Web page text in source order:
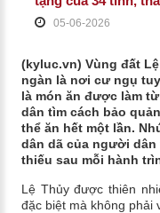
05-06-2026
(kyluc.vn) Vùng đất
ngàn là nơi cư ngụ
là món ăn được làm
dân tìm cách bảo
thể ăn hết một lần.
dân dã của người
thiếu sau mỗi hành
Lệ Thủy được thiên
đặc biệt mà không phải